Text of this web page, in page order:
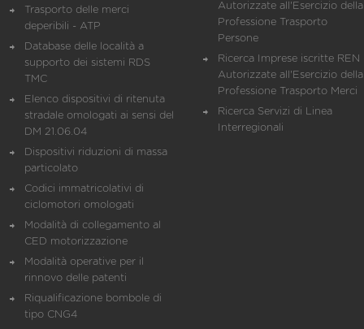
Trasporto delle merci
deperibili - ATP
Database delle località a
supporto dei sistemi RDS
TMC
Elenco dispositivi di ritenuta
stradale omologati ai sensi del
DM 21.06.04
Dispositivi riduzioni di massa
particolato
Codici immatricolativi di
ciclomotori omologati
Modalità di collegamento al
CED motorizzazione
Modalità operative per il
rinnovo delle patenti
Riqualificazione bombole di
tipo CNG4
Autorizzate all'Esercizio della
Professione Trasporto
Persone
Ricerca Imprese iscritte REN
Autorizzate all'Esercizio della
Professione Trasporto Merci
Ricerca Servizi di Linea
Interregionali